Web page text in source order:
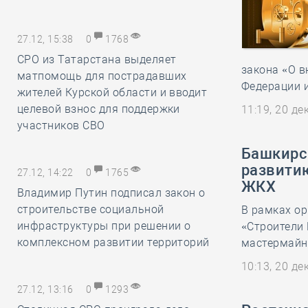
27.12, 15:38 0 1768
СРО из Татарстана выделяет
матпомощь для пострадавших
жителей Курской области и вводит
целевой взнос для поддержки
участников СВО
27.12, 14:22 0 1765
Владимир Путин подписал закон о
строительстве социальной
инфраструктуры при решении о
комплексном развитии территорий
27.12, 13:16 0 1293
закона «О
Федерации
11:19, 20
ЖКХ
В рамках
10:13, 20